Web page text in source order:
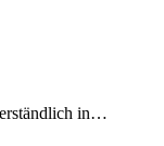
in…